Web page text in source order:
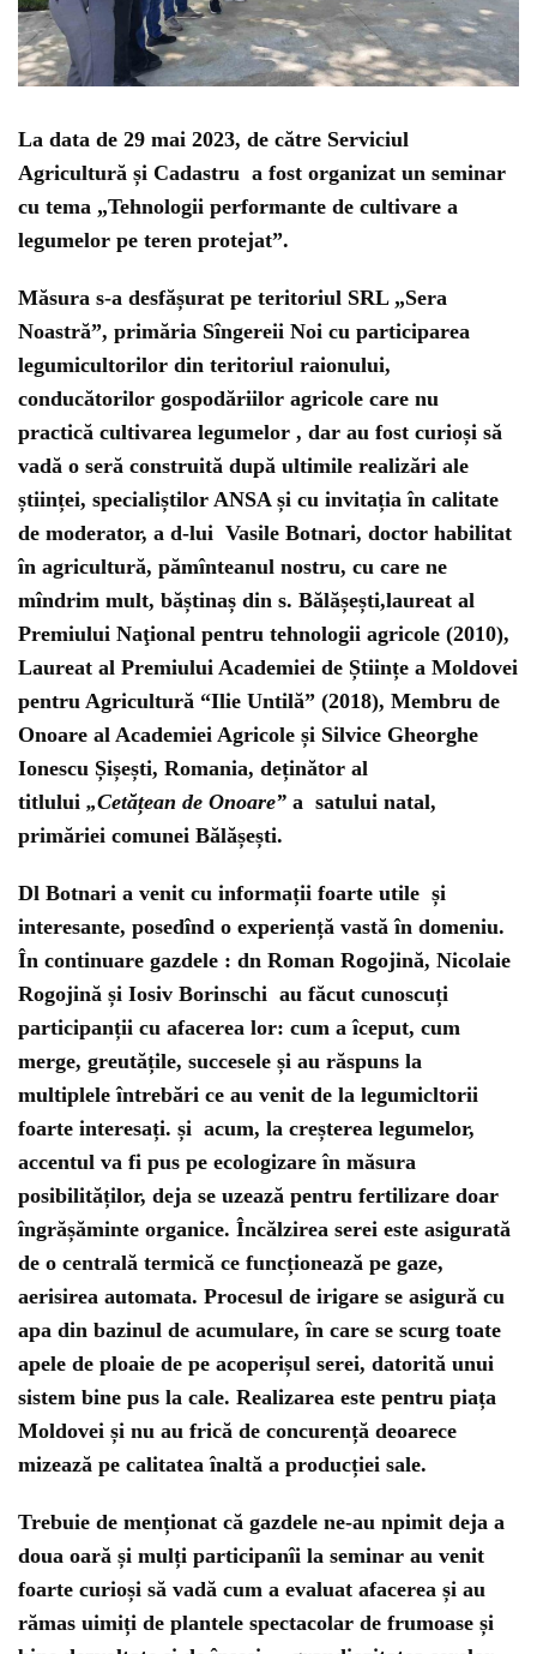
La data de 29 mai 2023, de către Serviciul
Agricultură și Cadastru a fost organizat un seminar
cu tema „Tehnologii performante de cultivare a
legumelor pe teren protejat”.
Măsura s-a desfășurat pe teritoriul SRL „Sera
Noastră”, primăria Sîngereii Noi cu participarea
legumicultorilor din teritoriul raionului,
conducătorilor gospodăriilor agricole care nu
practică cultivarea legumelor , dar au fost curioși să
vadă o seră construită după ultimile realizări ale
științei, specialiștilor ANSA și cu invitația în calitate
de moderator, a d-lui Vasile Botnari, doctor habilitat
în agricultură, pămînteanul nostru, cu care ne
mîndrim mult, băștinaș din s. Bălășești,laureat al
Premiului Naţional pentru tehnologii agricole (2010),
Laureat al Premiului Academiei de Științe a Moldovei
pentru Agricultură “Ilie Untilă” (2018), Membru de
Onoare al Academiei Agricole și Silvice Gheorghe
Ionescu Șișești, Romania, deținător al
titlului „Cetățean de Onoare” a satului natal,
primăriei comunei Bălășești.
Dl Botnari a venit cu informații foarte utile și
interesante, posedînd o experiență vastă în domeniu.
În continuare gazdele : dn Roman Rogojină, Nicolaie
Rogojină și Iosiv Borinschi au făcut cunoscuți
participanții cu afacerea lor: cum a îceput, cum
merge, greutățile, succesele și au răspuns la
multiplele întrebări ce au venit de la legumicltorii
foarte interesați. și acum, la creșterea legumelor,
accentul va fi pus pe ecologizare în măsura
posibilităților, deja se uzează pentru fertilizare doar
îngrășăminte organice. Încălzirea serei este asigurată
de o centrală termică ce funcționează pe gaze,
aerisirea automata. Procesul de irigare se asigură cu
apa din bazinul de acumulare, în care se scurg toate
apele de ploaie de pe acoperișul serei, datorită unui
sistem bine pus la cale. Realizarea este pentru piața
Moldovei și nu au frică de concurență deoarece
mizează pe calitatea înaltă a producției sale.
Trebuie de menționat că gazdele ne-au npimit deja a
doua oară și mulți participanîi la seminar au venit
foarte curioși să vadă cum a evaluat afacerea și au
rămas uimiți de plantele spectacolar de frumoase și